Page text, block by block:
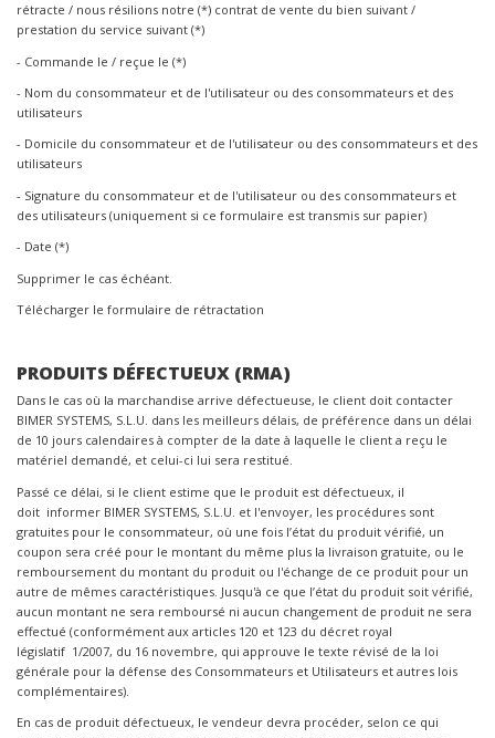
rétracte / nous résilions notre (*) contrat de vente du bien suivant /
prestation du service suivant (*)
- Commande le / reçue le (*)
- Nom du consommateur et de l'utilisateur ou des consommateurs et des
utilisateurs
- Domicile du consommateur et de l'utilisateur ou des consommateurs et des
utilisateurs
- Signature du consommateur et de l'utilisateur ou des consommateurs et
des utilisateurs (uniquement si ce formulaire est transmis sur papier)
- Date (*)
Supprimer le cas échéant.
Télécharger le formulaire de rétractation
PRODUITS DÉFECTUEUX (RMA)
Dans le cas où la marchandise arrive défectueuse, le client doit contacter
BIMER SYSTEMS, S.L.U. dans les meilleurs délais, de préférence dans un délai
de 10 jours calendaires à compter de la date à laquelle le client a reçu le
matériel demandé, et celui-ci lui sera restitué.
Passé ce délai, si le client estime que le produit est défectueux, il
doit informer BIMER SYSTEMS, S.L.U. et l'envoyer, les procédures sont
gratuites pour le consommateur, où une fois l’état du produit vérifié, un
coupon sera créé pour le montant du même plus la livraison gratuite, ou le
remboursement du montant du produit ou l'échange de ce produit pour un
autre de mêmes caractéristiques. Jusqu'à ce que l’état du produit soit vérifié,
aucun montant ne sera remboursé ni aucun changement de produit ne sera
effectué (conformément aux articles 120 et 123 du décret royal
législatif 1/2007, du 16 novembre, qui approuve le texte révisé de la loi
générale pour la défense des Consommateurs et Utilisateurs et autres lois
complémentaires).
En cas de produit défectueux, le vendeur devra procéder, selon ce qui